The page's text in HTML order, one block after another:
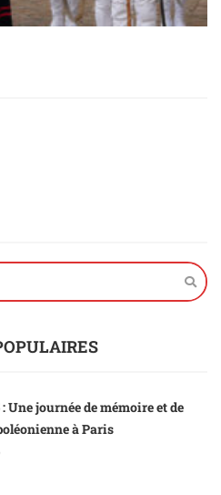
Une journée de mémoire et de
à Paris